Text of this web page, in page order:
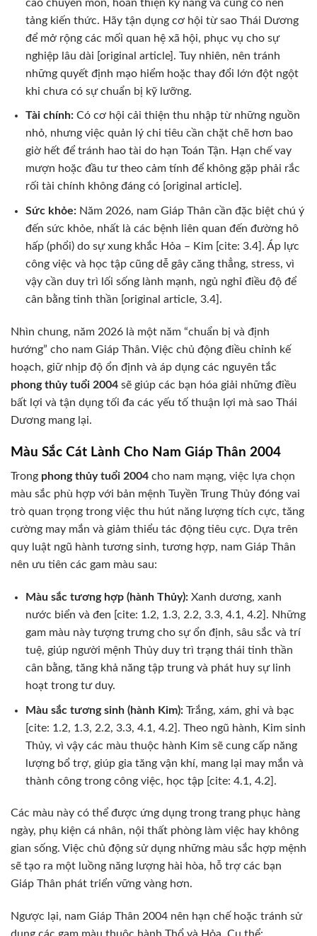
cao chuyên môn, hoàn thiện kỹ năng và củng cố nền
tảng kiến thức. Hãy tận dụng cơ hội từ sao Thái Dương
để mở rộng các mối quan hệ xã hội, phục vụ cho sự
nghiệp lâu dài [original article]. Tuy nhiên, nên tránh
những quyết định mạo hiểm hoặc thay đổi lớn đột ngột
khi chưa có sự chuẩn bị kỹ lưỡng.
Tài chính:Có cơ hội cải thiện thu nhập từ những nguồn
nhỏ, nhưng việc quản lý chi tiêu cần chặt chẽ hơn bao
giờ hết để tránh hao tài do hạn Toán Tận. Hạn chế vay
mượn hoặc đầu tư theo cảm tính để không gặp phải rắc
rối tài chính không đáng có [original article].
Sức khỏe:Năm 2026, nam Giáp Thân cần đặc biệt chú ý
đến sức khỏe, nhất là các bệnh liên quan đến đường hô
hấp (phổi) do sự xung khắc Hỏa – Kim [cite: 3.4]. Áp lực
công việc và học tập cũng dễ gây căng thẳng, stress, vì
vậy cần duy trì lối sống lành mạnh, ngủ nghỉ điều độ để
cân bằng tinh thần [original article, 3.4].
Nhìn chung, năm 2026 là một năm “chuẩn bị và định
hướng” cho nam Giáp Thân. Việc chủ động điều chỉnh kế
hoạch, giữ nhịp độ ổn định và áp dụng các nguyên tắc
phong thủy tuổi 2004 sẽ giúp các bạn hóa giải những điều
bất lợi và tận dụng tối đa các yếu tố thuận lợi mà sao Thái
Dương mang lại.
Màu Sắc Cát Lành Cho Nam Giáp Thân 2004
Trong phong thủy tuổi 2004 cho nam mạng, việc lựa chọn
màu sắc phù hợp với bản mệnh Tuyền Trung Thủy đóng vai
trò quan trọng trong việc thu hút năng lượng tích cực, tăng
cường may mắn và giảm thiểu tác động tiêu cực. Dựa trên
quy luật ngũ hành tương sinh, tương hợp, nam Giáp Thân
nên ưu tiên các gam màu sau:
Màu sắc tương hợp (hành Thủy):Xanh dương, xanh
nước biển và đen [cite: 1.2, 1.3, 2.2, 3.3, 4.1, 4.2]. Những
gam màu này tượng trưng cho sự ổn định, sâu sắc và trí
tuệ, giúp người mệnh Thủy duy trì trạng thái tinh thần
cân bằng, tăng khả năng tập trung và phát huy sự linh
hoạt trong tư duy.
Màu sắc tương sinh (hành Kim):Trắng, xám, ghi và bạc
[cite: 1.2, 1.3, 2.2, 3.3, 4.1, 4.2]. Theo ngũ hành, Kim sinh
Thủy, vì vậy các màu thuộc hành Kim sẽ cung cấp năng
lượng bổ trợ, giúp gia tăng vận khí, mang lại may mắn và
thành công trong công việc, học tập [cite: 4.1, 4.2].
Các màu này có thể được ứng dụng trong trang phục hàng
ngày, phụ kiện cá nhân, nội thất phòng làm việc hay không
gian sống. Việc chủ động sử dụng những màu sắc hợp mệnh
sẽ tạo ra một luồng năng lượng hài hòa, hỗ trợ các bạn
Giáp Thân phát triển vững vàng hơn.
Ngược lại, nam Giáp Thân 2004 nên hạn chế hoặc tránh sử